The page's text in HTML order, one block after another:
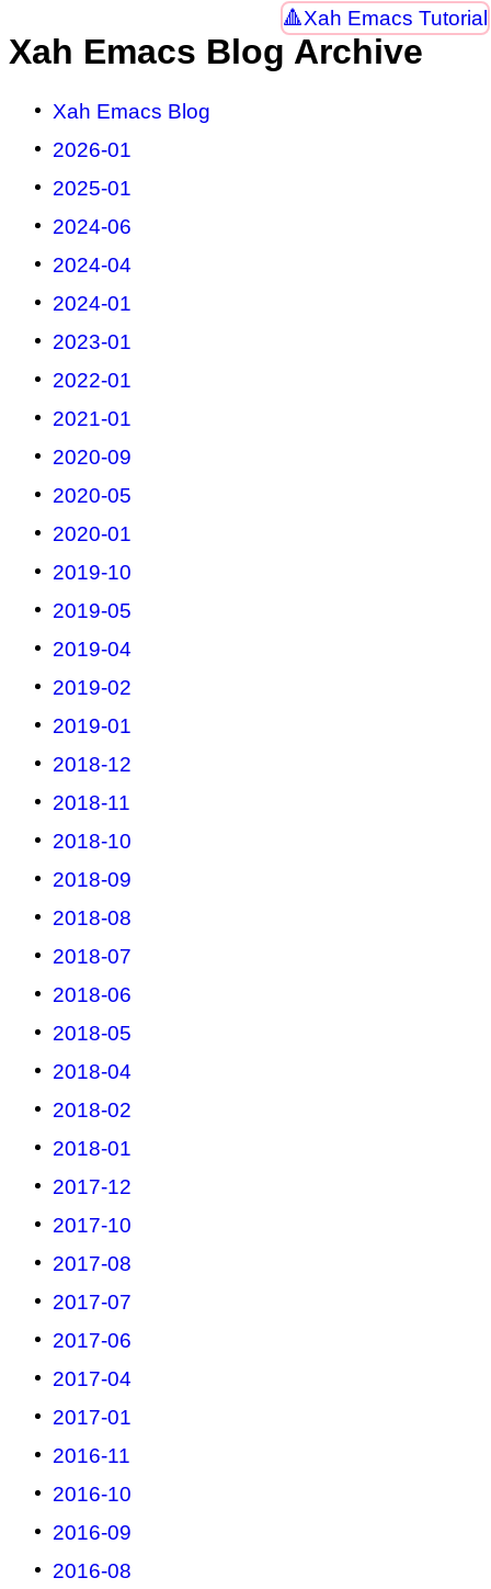
Xah Emacs Tutorial
Xah Emacs Blog Archive
Xah Emacs Blog
2026-01
2025-01
2024-06
2024-04
2024-01
2023-01
2022-01
2021-01
2020-09
2020-05
2020-01
2019-10
2019-05
2019-04
2019-02
2019-01
2018-12
2018-11
2018-10
2018-09
2018-08
2018-07
2018-06
2018-05
2018-04
2018-02
2018-01
2017-12
2017-10
2017-08
2017-07
2017-06
2017-04
2017-01
2016-11
2016-10
2016-09
2016-08